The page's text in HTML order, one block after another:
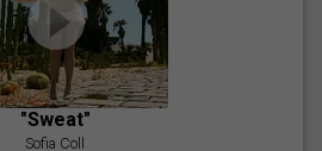
"Sweat"
Sofia Coll